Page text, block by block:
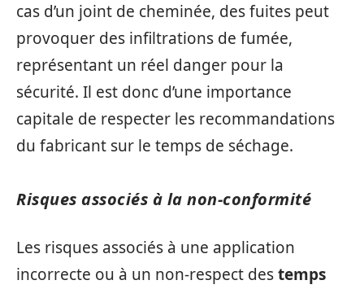
cas d’un joint de cheminée, des fuites peut
provoquer des infiltrations de fumée,
représentant un réel danger pour la
sécurité. Il est donc d’une importance
capitale de respecter les recommandations
du fabricant sur le temps de séchage.
Risques associés à la non-conformité
Les risques associés à une application
incorrecte ou à un non-respect destemps